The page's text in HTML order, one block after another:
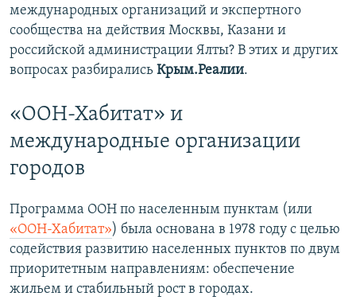
международных организаций и экспертного
сообщества на действия Москвы, Казани и
российской администрации Ялты? В этих и других
вопросах разбирались Крым.Реалии.
«ООН-Хабитат» и
международные организации
городов
Программа ООН по населенным пунктам (или
«ООН-Хабитат») была основана в 1978 году с целью
содействия развитию населенных пунктов по двум
приоритетным направлениям: обеспечение
жильем и стабильный рост в городах.